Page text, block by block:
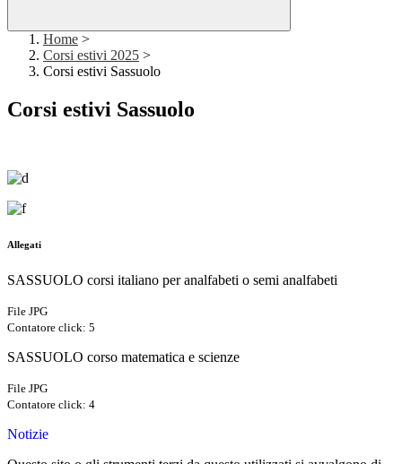
Home >
Corsi estivi 2025 >
Corsi estivi Sassuolo
Corsi estivi Sassuolo
Allegati
SASSUOLO corsi italiano per analfabeti o semi analfabeti
File JPG
Contatore click: 5
SASSUOLO corso matematica e scienze
File JPG
Contatore click: 4
Notizie